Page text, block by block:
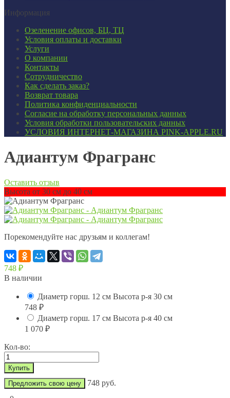
Информация
Озеленение офисов, БЦ, ТЦ
Условия оплаты и доставки
Услуги
О компании
Контакты
Сотрудничество
Как сделать заказ?
Возврат товара
Политика конфиденциальности
Согласие ​на обработку персональных данных
Условия обработки пользовательских данных
УСЛОВИЯ ИНТЕРНЕТ-МАГАЗИНА PINK-APPLE.RU
Адиантум Фрагранс
Оставить отзыв
Высота от 30 см до 40 см
Порекомендуйте нас друзьям и коллегам!
748 ₽
В наличии
Диаметр горш. 12 см Высота р-я 30 см
748 ₽
Диаметр горш. 17 см Высота р-я 40 см
1 070 ₽
Кол-во:
Предложить свою цену
748 руб.